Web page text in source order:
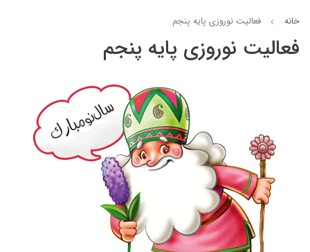
خانه فعالیت نوروزی پایه پنجم
فعالیت نوروزی پایه پنجم